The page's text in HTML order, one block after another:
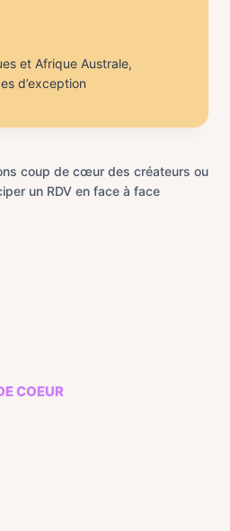
et Afrique Australe,
d’exception
coup de cœur des créateurs ou
un RDV en face à face
COEUR